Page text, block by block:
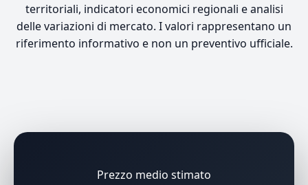
territoriali, indicatori economici regionali e analisi
delle variazioni di mercato. I valori rappresentano un
riferimento informativo e non un preventivo ufficiale.
Prezzo medio stimato